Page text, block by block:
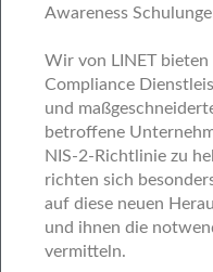
Awareness
Wir von LINET bieten
Compliance
und
betroffene
NIS-2-Richtlinie zu
richten sich
auf diese neuen
und ihnen die
vermitteln.